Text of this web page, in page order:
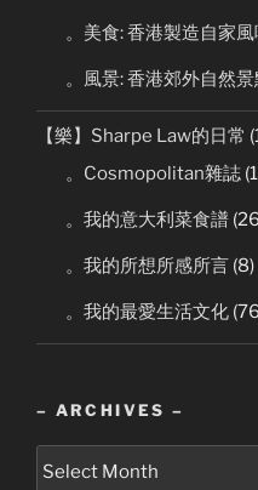
。美食: 香港製造自家
。風景: 香港郊外自然
【樂】Sharpe Law的日常
。Cosmopolitan雜誌
。我的意大利菜食譜
。我的所想所感所言 (8)
。我的最愛生活文化
– ARCHIVES –